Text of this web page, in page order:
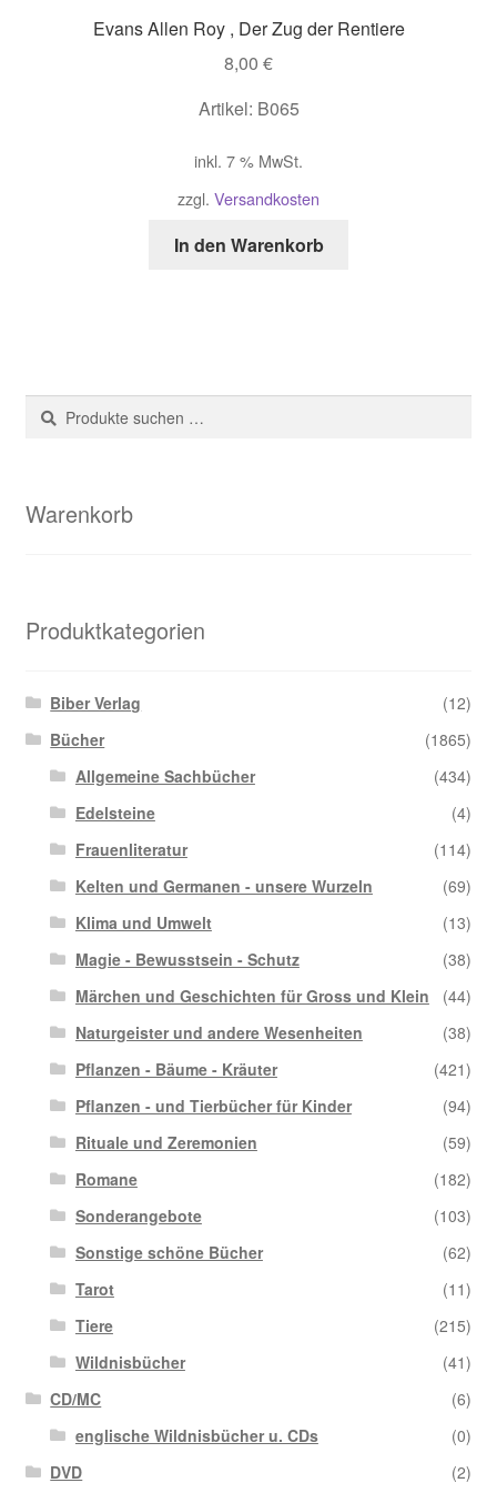
Evans Allen Roy , Der Zug der Rentiere
8,00 €
Artikel: B065
inkl. 7 % MwSt.
zzgl. Versandkosten
In den Warenkorb
Suche
nach:
Suchen
Warenkorb
Produktkategorien
Biber Verlag
(12)
Bücher
(1865)
Allgemeine Sachbücher
(434)
Edelsteine
(4)
Frauenliteratur
(114)
Kelten und Germanen - unsere Wurzeln
(69)
Klima und Umwelt
(13)
Magie - Bewusstsein - Schutz
(38)
Märchen und Geschichten für Gross und Klein
(44)
Naturgeister und andere Wesenheiten
(38)
Pflanzen - Bäume - Kräuter
(421)
Pflanzen - und Tierbücher für Kinder
(94)
Rituale und Zeremonien
(59)
Romane
(182)
Sonderangebote
(103)
Sonstige schöne Bücher
(62)
Tarot
(11)
Tiere
(215)
Wildnisbücher
(41)
CD/MC
(6)
englische Wildnisbücher u. CDs
(0)
DVD
(2)